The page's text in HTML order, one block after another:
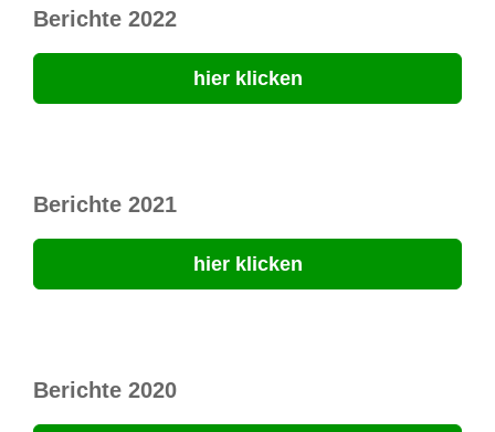
Berichte 2022
hier klicken
Berichte 2021
hier klicken
Berichte 2020